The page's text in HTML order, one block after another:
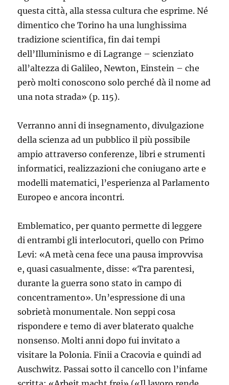
questa città, alla stessa cultura che esprime. Né
dimentico che Torino ha una lunghissima
tradizione scientifica, fin dai tempi
dell’Illuminismo e di Lagrange – scienziato
all’altezza di Galileo, Newton, Einstein – che
però molti conoscono solo perché dà il nome ad
una nota strada» (p. 115).
Verranno anni di insegnamento, divulgazione
della scienza ad un pubblico il più possibile
ampio attraverso conferenze, libri e strumenti
informatici, realizzazioni che coniugano arte e
modelli matematici, l’esperienza al Parlamento
Europeo e ancora incontri.
Emblematico, per quanto permette di leggere
di entrambi gli interlocutori, quello con Primo
Levi: «A metà cena fece una pausa improvvisa
e, quasi casualmente, disse: «Tra parentesi,
durante la guerra sono stato in campo di
concentramento». Un’espressione di una
sobrietà monumentale. Non seppi cosa
rispondere e temo di aver blaterato qualche
nonsenso. Molti anni dopo fui invitato a
visitare la Polonia. Finii a Cracovia e quindi ad
Auschwitz. Passai sotto il cancello con l’infame